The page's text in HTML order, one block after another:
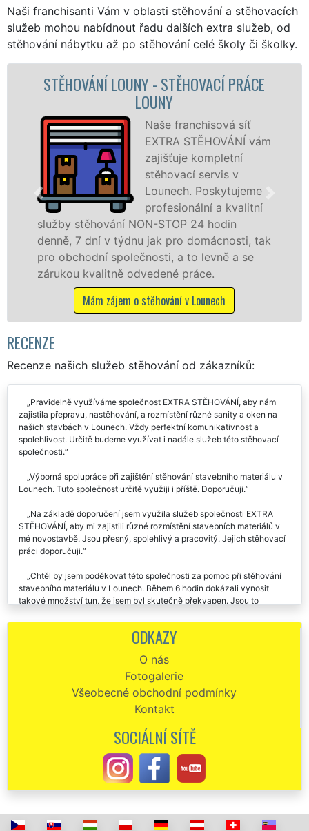
Naši franchisanti Vám v oblasti stěhování a stěhovacích
služeb mohou nabídnout řadu dalších extra služeb, od
stěhování nábytku až po stěhování celé školy či školky.
STĚHOVACÍ SLUŽBA LOUNY - STĚHOVACÍ
FIRMA LOUNY
Poskytujeme
stěhovací služby v
Lounech na
špičkové úrovni se
speciální stěhovací
technikou. Tyto
služby zajišťujeme domácnostem i firmám v
celém okresu Louny se zárukou kvality
franchisové sítě EXTRA STĚHOVÁNÍ.
Nabízíme stěhovací služby NON-STOP
včetně víkendů a svátků bez příplatků.
Mám zájem o stěhovací služby v Lounech
RECENZE
Recenze našich služeb stěhování od zákazníků:
Pravidelně využíváme společnost EXTRA STĚHOVÁNÍ, aby nám
zajistila přepravu, nastěhování, a rozmístění různé sanity a oken na
našich stavbách v Lounech. Vždy perfektní komunikativnost a
spolehlivost. Určitě budeme využívat i nadále služeb této stěhovací
Výborná spolupráce při zajištění stěhování stavebního materiálu v
Na základě doporučení jsem využila služeb společnosti EXTRA
STĚHOVÁNÍ, aby mi zajistili různé rozmístění stavebních materiálů v
mé novostavbě. Jsou přesný, spolehlivý a pracovitý. Jejich stěhovací
Chtěl by jsem poděkovat této společnosti za pomoc při stěhování
stavebního materiálu v Lounech. Během 6 hodin dokázali vynosit
spolehliví profesionálové, kteří rozumí své práci. Určitě doporučuji.
Už asi osmkrát jsem využil služeb této stěhovací společnosti.
Pokaždé mi zajišťovaly výnos sanitky a obkladů u mých stavebních
projektů v Lounech. Profíci každým coulem. Děkuji Vám za skvělou
dlouhodobou spolupráci.
ODKAZY
O nás
Fotogalerie
Všeobecné obchodní podmínky
Kontakt
SOCIÁLNÍ SÍTĚ